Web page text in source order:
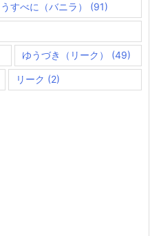
うすべに（バニラ） (91)
ゆうづき（リーク） (49)
リーク (2)